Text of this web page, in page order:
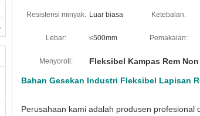
Resistensi minyak: Luar biasa Ketebalan:
Lebar: ≤500mm Pemakaian:
Menyoroti: Fleksibel Kampas Rem
Bahan Gesekan Industri Fleksibel Lapisan
Perusahaan kami adalah produsen profesional